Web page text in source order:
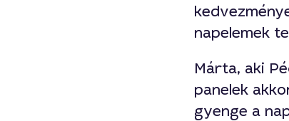
napelemek
Márta, aki
panelek
gyenge a